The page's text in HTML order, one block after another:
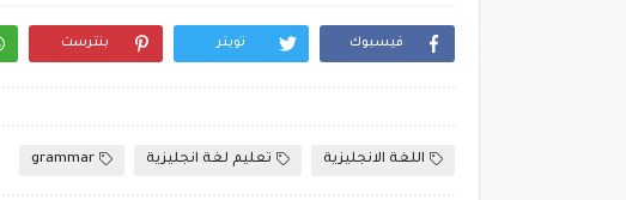
فيسبوك تويتر بنترست
اللغة الانجليزية تعليم لغة انجليزية grammar